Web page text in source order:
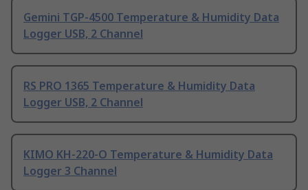
Gemini TGP-4500 Temperature & Humidity Data
Logger USB, 2 Channel
RS PRO 1365 Temperature & Humidity Data
Logger USB, 2 Channel
KIMO KH-220-O Temperature & Humidity Data
Logger 3 Channel